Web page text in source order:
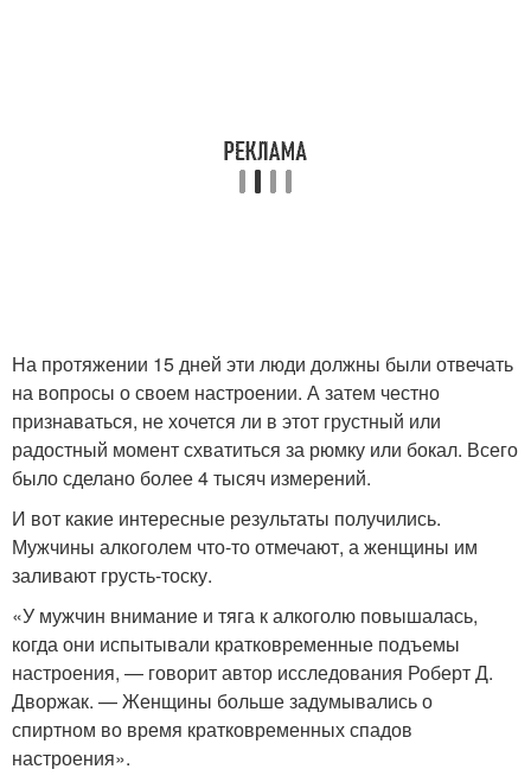
На протяжении 15 дней эти люди должны были отвечать
на вопросы о своем настроении. А затем честно
признаваться, не хочется ли в этот грустный или
радостный момент схватиться за рюмку или бокал. Всего
было сделано более 4 тысяч измерений.
И вот какие интересные результаты получились.
Мужчины алкоголем что-то отмечают, а женщины им
заливают грусть-тоску.
«У мужчин внимание и тяга к алкоголю повышалась,
когда они испытывали кратковременные подъемы
настроения, — говорит автор исследования Роберт Д.
Дворжак. — Женщины больше задумывались о
спиртном во время кратковременных спадов
настроения».